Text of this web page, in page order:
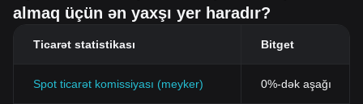
almaq üçün ən yaxşı yer haradır?
Ticarət statistikası Bitget
Spot ticarət komissiyası (meyker) 0%-dək aşağı